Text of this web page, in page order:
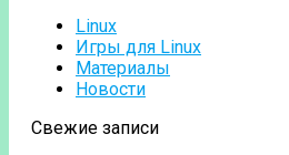
Linux
Игры для Linux
Материалы
Новости
Свежие записи